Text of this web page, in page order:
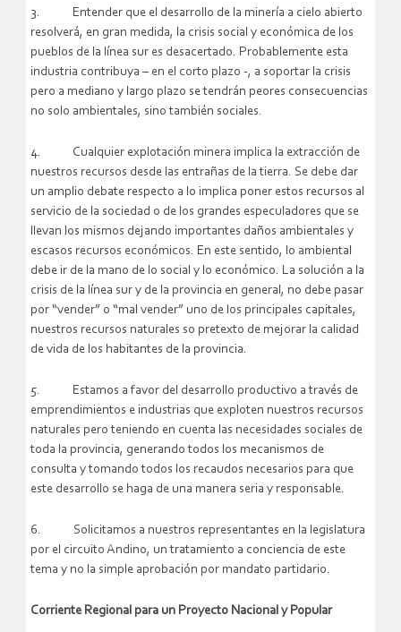
3. Entender que el desarrollo de la minería a cielo abierto
resolverá, en gran medida, la crisis social y económica de los
pueblos de la línea sur es desacertado. Probablemente esta
industria contribuya – en el corto plazo -, a soportar la crisis
pero a mediano y largo plazo se tendrán peores consecuencias
no solo ambientales, sino también sociales.
4. Cualquier explotación minera implica la extracción de
nuestros recursos desde las entrañas de la tierra. Se debe dar
un amplio debate respecto a lo implica poner estos recursos al
servicio de la sociedad o de los grandes especuladores que se
llevan los mismos dejando importantes daños ambientales y
escasos recursos económicos. En este sentido, lo ambiental
debe ir de la mano de lo social y lo económico. La solución a la
crisis de la línea sur y de la provincia en general, no debe pasar
por “vender” o “mal vender” uno de los principales capitales,
nuestros recursos naturales so pretexto de mejorar la calidad
de vida de los habitantes de la provincia.
5. Estamos a favor del desarrollo productivo a través de
emprendimientos e industrias que exploten nuestros recursos
naturales pero teniendo en cuenta las necesidades sociales de
toda la provincia, generando todos los mecanismos de
consulta y tomando todos los recaudos necesarios para que
este desarrollo se haga de una manera seria y responsable.
6. Solicitamos a nuestros representantes en la legislatura
por el circuito Andino, un tratamiento a conciencia de este
tema y no la simple aprobación por mandato partidario.
Corriente Regional para un Proyecto Nacional y Popular